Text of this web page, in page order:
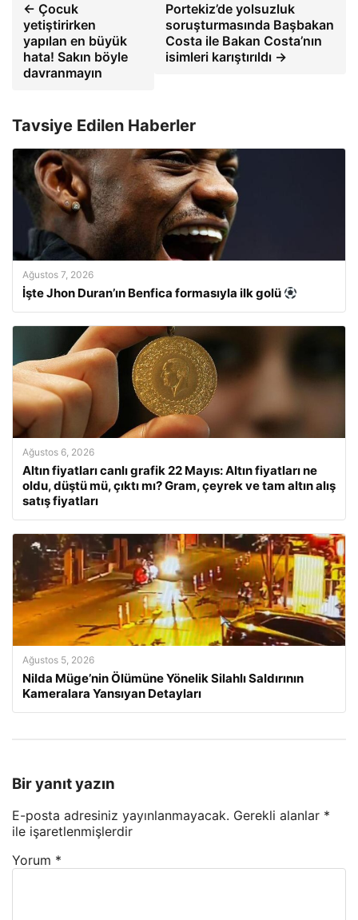
← Çocuk
yetiştirirken
yapılan en büyük
hata! Sakın böyle
davranmayın
Portekiz’de yolsuzluk
soruşturmasında Başbakan
Costa ile Bakan Costa’nın
isimleri karıştırıldı →
Tavsiye Edilen Haberler
Ağustos 7, 2026
İşte Jhon Duran’ın Benfica formasıyla ilk golü
Ağustos 6, 2026
Altın fiyatları canlı grafik 22 Mayıs: Altın fiyatları ne
oldu, düştü mü, çıktı mı? Gram, çeyrek ve tam altın alış
satış fiyatları
Ağustos 5, 2026
Nilda Müge’nin Ölümüne Yönelik Silahlı Saldırının
Kameralara Yansıyan Detayları
Bir yanıt yazın
E-posta adresiniz yayınlanmayacak. Gerekli alanlar *
ile işaretlenmişlerdir
Yorum *